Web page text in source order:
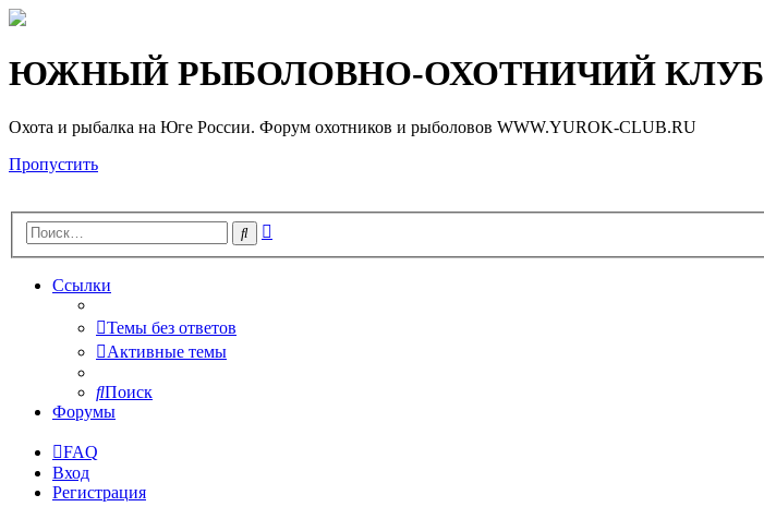
Регистрация
ЮЖНЫЙ РЫБОЛОВНО-ОХОТНИЧИЙ КЛУБ
Охота и рыбалка на Юге России. Форум охотников и рыболовов WWW.YUROK-CLUB.RU
Пропустить
Поиск
Ссылки
Темы без ответов
Активные темы
Поиск
Форумы
FAQ
Вход
Регистрация